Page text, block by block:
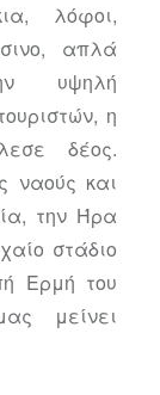
λόφοι,
απλά
υψηλή
η
δέος.
ναούς και
την Ήρα
στάδιο
Ερμή του
μείνει